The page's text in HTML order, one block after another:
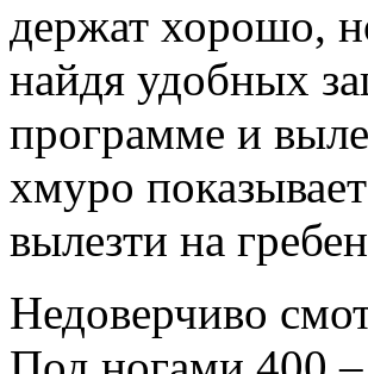
держат хорошо,
найдя удобных
программе и
хмуро
вылезти на
Недоверчиво